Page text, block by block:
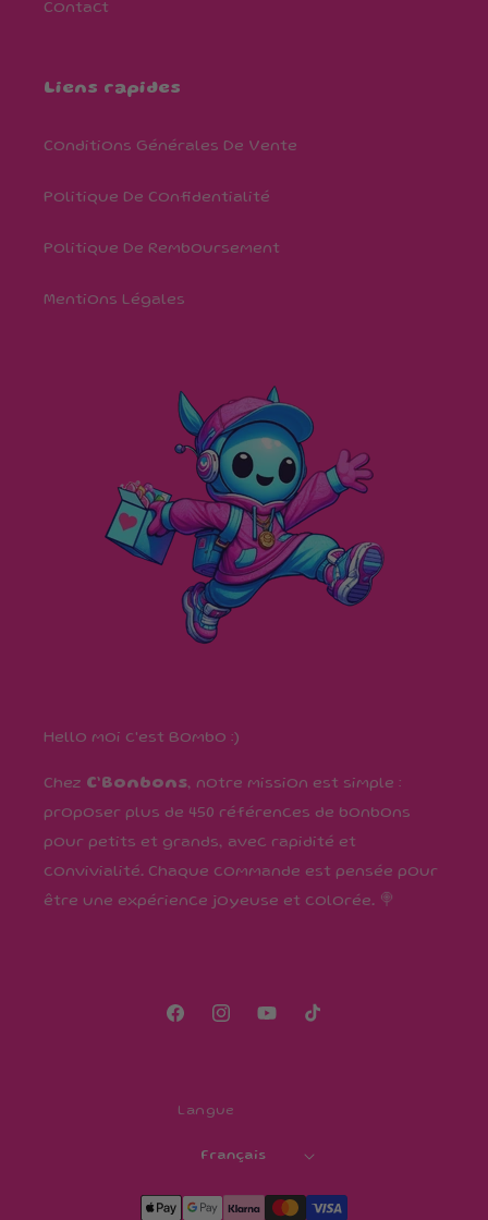
Contact
Liens rapides
Conditions Générales De Vente
Politique De Confidentialité
Politique De Remboursement
Mentions Légales
Hello moi c'est Bombo :)
Chez C’Bonbons, notre mission est simple :
proposer plus de 450 références de bonbons
pour petits et grands, avec rapidité et
convivialité. Chaque commande est pensée pour
être une expérience joyeuse et colorée. 🍭
FacebookInstagramYouTubeTikTok
Langue
Français
Moyens